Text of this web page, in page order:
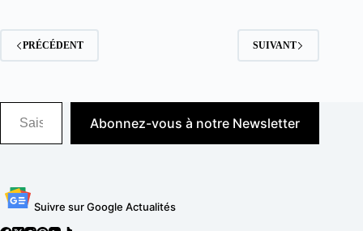
PRÉCÉDENT SUIVANT
Saisissez votre adresse e-mail…
Abonnez-vous à notre Newsletter
Suivre sur Google Actualités